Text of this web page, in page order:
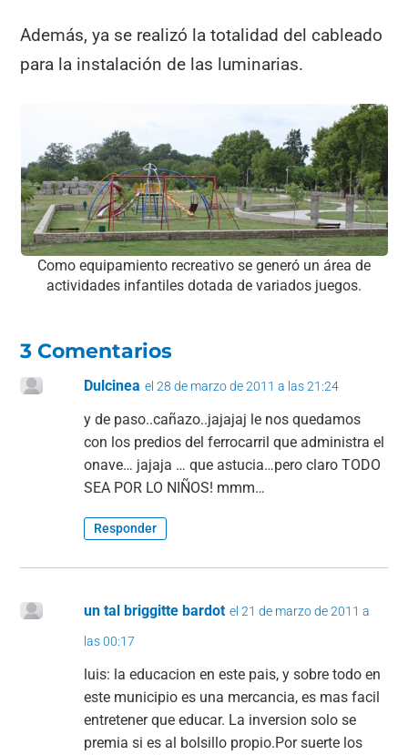
Además, ya se realizó la totalidad del cableado
para la instalación de las luminarias.
Como equipamiento recreativo se generó un área de
actividades infantiles dotada de variados juegos.
3 Comentarios
Dulcinea el 28 de marzo de 2011 a las 21:24
y de paso..cañazo..jajajaj le nos quedamos
con los predios del ferrocarril que administra el
onave… jajaja … que astucia…pero claro TODO
SEA POR LO NIÑOS! mmm…
Responder
un tal briggitte bardot el 21 de marzo de 2011 a
las 00:17
luis: la educacion en este pais, y sobre todo en
este municipio es una mercancia, es mas facil
entretener que educar. La inversion solo se
premia si es al bolsillo propio.Por suerte los